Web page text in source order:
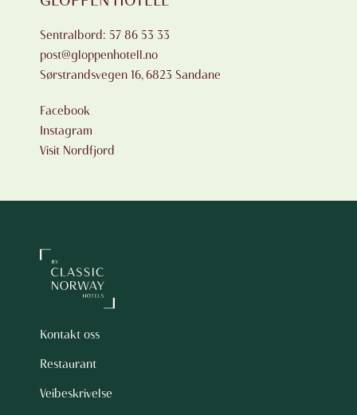
Sentralbord: 57 86 53 33
post@gloppenhotell.no
Sørstrandsvegen 16, 6823 Sandane
Facebook
Instagram
Visit Nordfjord
Kontakt oss
Restaurant
Veibeskrivelse